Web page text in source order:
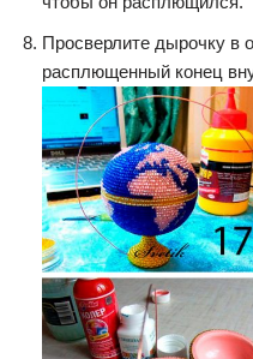
Просверлите дырочку в
расплющенный конец